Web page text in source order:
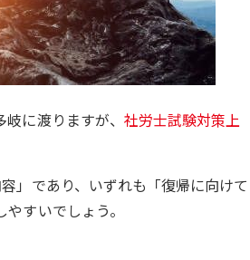
に渡りますが、 社労士試験対策上
」であり、いずれも「復帰に向けて
すいでしょう。